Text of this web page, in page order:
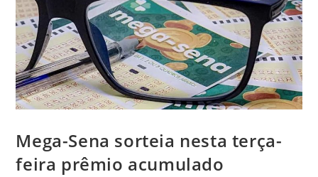
Mega-Sena sorteia nesta terça-
feira prêmio acumulado